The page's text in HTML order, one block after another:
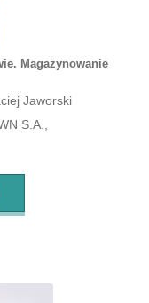
Magazynowanie
Jaworski
S.A.,